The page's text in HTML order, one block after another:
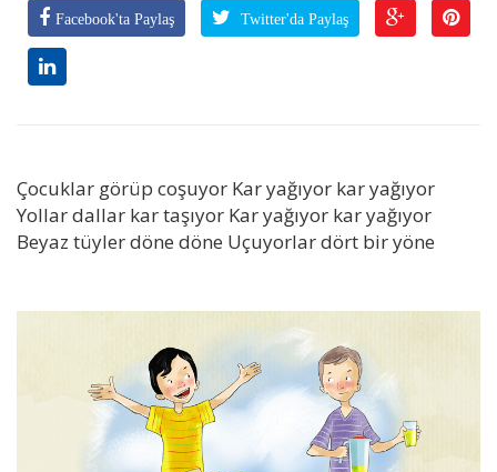
Facebook'ta Paylaş Twitter'da Paylaş
Çocuklar görüp coşuyor Kar yağıyor kar yağıyor
Yollar dallar kar taşıyor Kar yağıyor kar yağıyor
Beyaz tüyler döne döne Uçuyorlar dört bir yöne